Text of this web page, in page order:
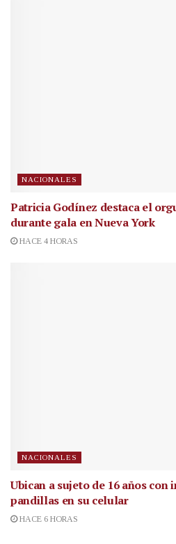
NACIONALES
Patricia Godínez destaca el
durante gala en Nueva York
HACE 4 HORAS
NACIONALES
Ubican a sujeto de 16 años con
pandillas en su celular
HACE 6 HORAS